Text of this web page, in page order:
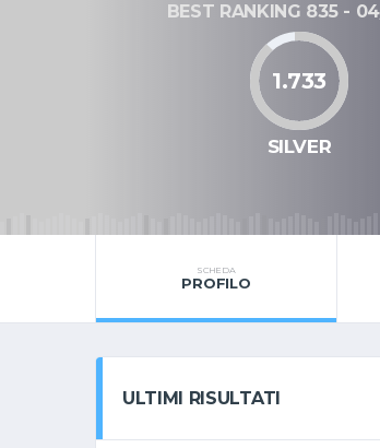
BEST RANKING 835 -
1.733
SILVER
SCHEDA
PROFILO
ULTIMI RISULTATI